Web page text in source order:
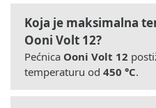
Koja je maksimalna
Ooni Volt 12?
Pećnica Ooni Volt 12
temperaturu od 450 °C.